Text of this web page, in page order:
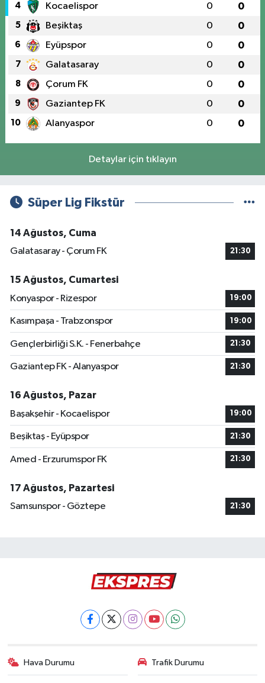
4 Kocaelispor 0 0
5 Beşiktaş 0 0
6 Eyüpspor 0 0
7 Galatasaray 0 0
8 Çorum FK 0 0
9 Gaziantep FK 0 0
10 Alanyaspor 0 0
Detaylar için tıklayın
Süper Lig Fikstür
14 Ağustos, Cuma
Galatasaray - Çorum FK
21:30
15 Ağustos, Cumartesi
Konyaspor - Rizespor
19:00
Kasımpaşa - Trabzonspor 19:00
Gençlerbirliği S.K. - Fenerbahçe 21:30
Gaziantep FK - Alanyaspor 21:30
16 Ağustos, Pazar
Başakşehir - Kocaelispor
19:00
Beşiktaş - Eyüpspor 21:30
Amed - Erzurumspor FK 21:30
17 Ağustos, Pazartesi
Samsunspor - Göztepe
21:30
Hava Durumu Trafik Durumu